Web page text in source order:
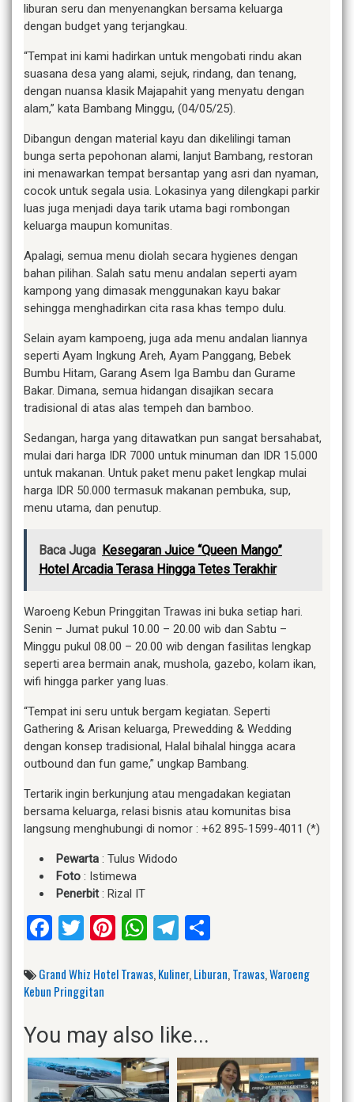
liburan seru dan menyenangkan bersama keluarga
dengan budget yang terjangkau.
“Tempat ini kami hadirkan untuk mengobati rindu akan
suasana desa yang alami, sejuk, rindang, dan tenang,
dengan nuansa klasik Majapahit yang menyatu dengan
alam,” kata Bambang Minggu, (04/05/25).
Dibangun dengan material kayu dan dikelilingi taman
bunga serta pepohonan alami, lanjut Bambang, restoran
ini menawarkan tempat bersantap yang asri dan nyaman,
cocok untuk segala usia. Lokasinya yang dilengkapi parkir
luas juga menjadi daya tarik utama bagi rombongan
keluarga maupun komunitas.
Apalagi, semua menu diolah secara hygienes dengan
bahan pilihan. Salah satu menu andalan seperti ayam
kampong yang dimasak menggunakan kayu bakar
sehingga menghadirkan cita rasa khas tempo dulu.
Selain ayam kampoeng, juga ada menu andalan liannya
seperti Ayam Ingkung Areh, Ayam Panggang, Bebek
Bumbu Hitam, Garang Asem Iga Bambu dan Gurame
Bakar. Dimana, semua hidangan disajikan secara
tradisional di atas alas tempeh dan bamboo.
Sedangan, harga yang ditawatkan pun sangat bersahabat,
mulai dari harga IDR 7000 untuk minuman dan IDR 15.000
untuk makanan. Untuk paket menu paket lengkap mulai
harga IDR 50.000 termasuk makanan pembuka, sup,
menu utama, dan penutup.
Baca Juga Kesegaran Juice “Queen Mango”
Hotel Arcadia Terasa Hingga Tetes Terakhir
Waroeng Kebun Pringgitan Trawas ini buka setiap hari.
Senin – Jumat pukul 10.00 – 20.00 wib dan Sabtu –
Minggu pukul 08.00 – 20.00 wib dengan fasilitas lengkap
seperti area bermain anak, mushola, gazebo, kolam ikan,
wifi hingga parker yang luas.
“Tempat ini seru untuk bergam kegiatan. Seperti
Gathering & Arisan keluarga, Prewedding & Wedding
dengan konsep tradisional, Halal bihalal hingga acara
outbound dan fun game,” ungkap Bambang.
Tertarik ingin berkunjung atau mengadakan kegiatan
bersama keluarga, relasi bisnis atau komunitas bisa
langsung menghubungi di nomor : +62 895-1599-4011 (*)
Pewarta : Tulus Widodo
Foto : Istimewa
Penerbit: Rizal IT
Facebook
Twitter
Pinterest
WhatsApp
Telegram
Grand Whiz Hotel Trawas,Kuliner,Liburan,Trawas,Waroeng
Kebun Pringgitan
You may also like...